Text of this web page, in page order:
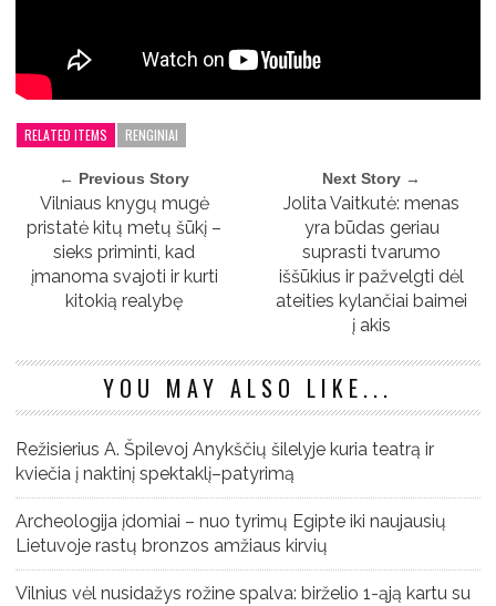
RELATED ITEMS RENGINIAI
← Previous Story
Vilniaus knygų mugė
pristatė kitų metų šūkį –
sieks priminti, kad
įmanoma svajoti ir kurti
kitokią realybę
Next Story →
Jolita Vaitkutė: menas
yra būdas geriau
suprasti tvarumo
iššūkius ir pažvelgti dėl
ateities kylančiai baimei
į akis
YOU MAY ALSO LIKE...
Režisierius A. Špilevoj Anykščių šilelyje kuria teatrą ir
kviečia į naktinį spektaklį–patyrimą
Archeologija įdomiai – nuo tyrimų Egipte iki naujausių
Lietuvoje rastų bronzos amžiaus kirvių
Vilnius vėl nusidažys rožine spalva: birželio 1-ąją kartu su